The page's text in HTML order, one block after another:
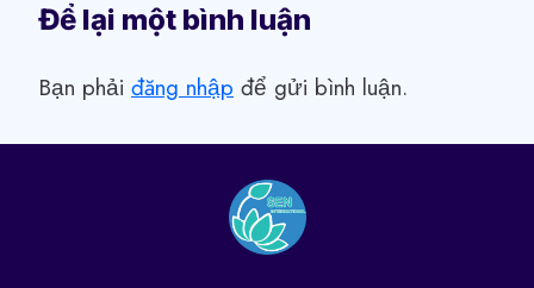
Để lại một bình luận
Bạn phải đăng nhập để gửi bình luận.